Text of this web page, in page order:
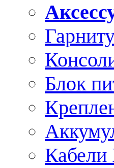
Блок
Кабели